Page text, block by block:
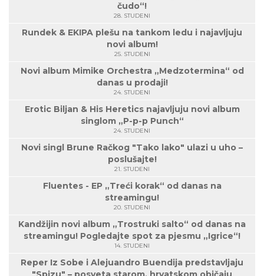
čudo“!
28. STUDENI
Rundek & EKIPA plešu na tankom ledu i najavljuju
novi album!
25. STUDENI
Novi album Mimike Orchestra „Medzotermina“ od
danas u prodaji!
24. STUDENI
Erotic Biljan & His Heretics najavljuju novi album
singlom „P-p-p Punch“
24. STUDENI
Novi singl Brune Račkog "Tako lako" ulazi u uho –
poslušajte!
21. STUDENI
Fluentes - EP „Treći korak“ od danas na
streamingu!
20. STUDENI
Kandžijin novi album „Trostruki salto“ od danas na
streamingu! Pogledajte spot za pjesmu „Igrice“!
14. STUDENI
Reper Iz Sobe i Alejuandro Buendija predstavljaju